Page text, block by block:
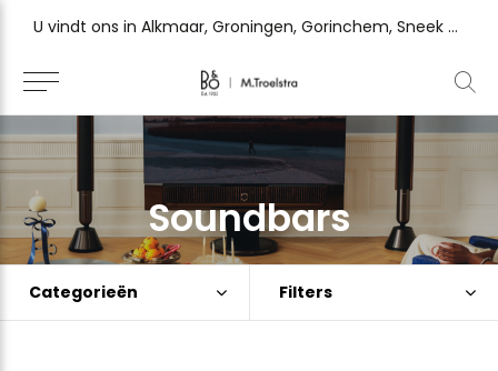
U vindt ons in Alkmaar, Groningen, Gorinchem, Sneek en Zutphen
Soundbars
Categorieën Filters